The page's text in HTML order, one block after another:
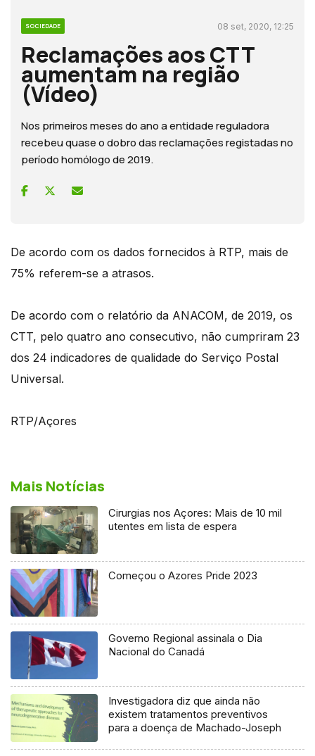
SOCIEDADE 08 set, 2020, 12:25
Reclamações aos CTT
aumentam na região
(Vídeo)
Nos primeiros meses do ano a entidade reguladora
recebeu quase o dobro das reclamações registadas no
período homólogo de 2019.
De acordo com os dados fornecidos à RTP, mais de
75% referem-se a atrasos.
De acordo com o relatório da ANACOM, de 2019, os
CTT, pelo quatro ano consecutivo, não cumpriram 23
dos 24 indicadores de qualidade do Serviço Postal
Universal.
RTP/Açores
Mais Notícias
Cirurgias nos Açores: Mais de 10 mil
utentes em lista de espera
Começou o Azores Pride 2023
Governo Regional assinala o Dia
Nacional do Canadá
Investigadora diz que ainda não
existem tratamentos preventivos
para a doença de Machado-Joseph